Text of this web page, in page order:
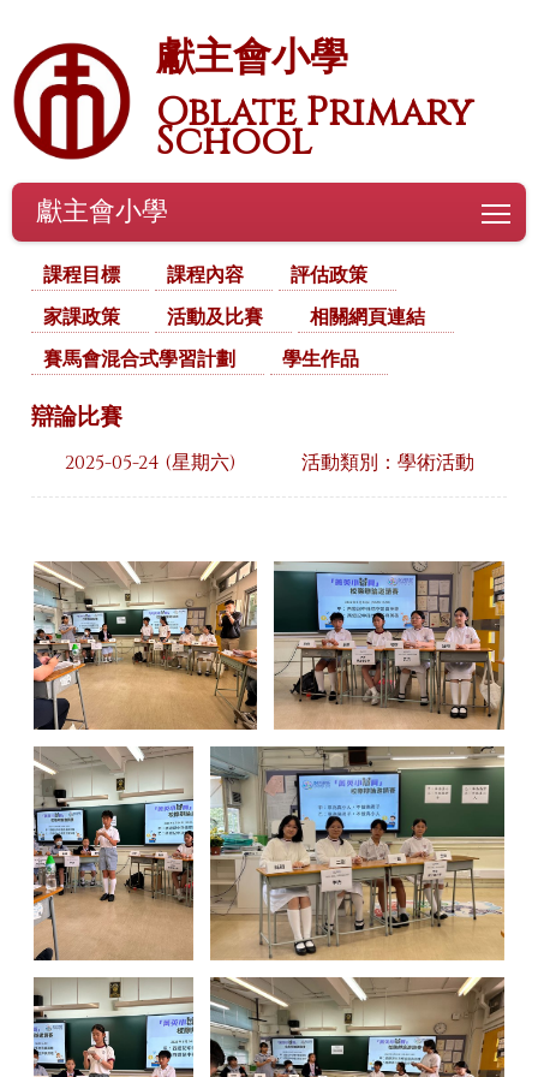
獻主會小學
Oblate Primary
School
獻主會小學
課程目標 課程內容
評估政策
家課政策
活動及比賽
相關網頁連結
賽馬會混合式學習計劃
學生作品
辯論比賽
2025-05-24 (星期六) 活動類別：學術活動